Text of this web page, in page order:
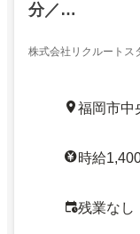
分／…
株式会社リクルートス
福岡市中
時給
残業なし